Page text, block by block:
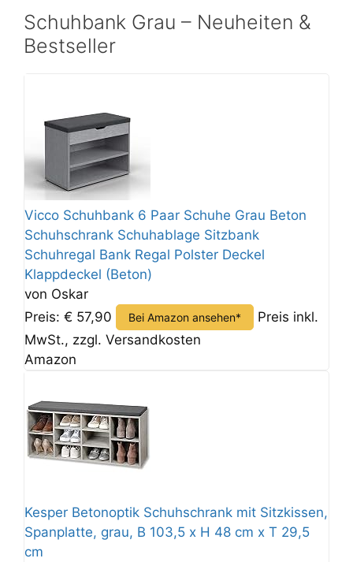
Schuhbank Grau – Neuheiten &
Bestseller
Vicco Schuhbank 6 Paar Schuhe Grau Beton
Schuhschrank Schuhablage Sitzbank
Schuhregal Bank Regal Polster Deckel
Klappdeckel (Beton)
von Oskar
Preis: € 57,90
Bei Amazon ansehen*
Preis inkl.
MwSt., zzgl. Versandkosten
Amazon
Kesper Betonoptik Schuhschrank mit Sitzkissen,
Spanplatte, grau, B 103,5 x H 48 cm x T 29,5
cm